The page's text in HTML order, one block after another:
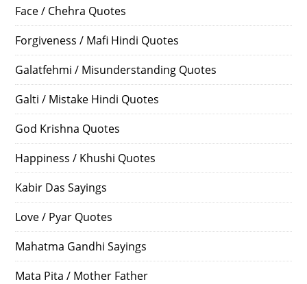
Face / Chehra Quotes
Forgiveness / Mafi Hindi Quotes
Galatfehmi / Misunderstanding Quotes
Galti / Mistake Hindi Quotes
God Krishna Quotes
Happiness / Khushi Quotes
Kabir Das Sayings
Love / Pyar Quotes
Mahatma Gandhi Sayings
Mata Pita / Mother Father